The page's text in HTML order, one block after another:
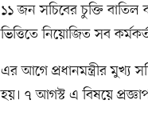
১১ জন সচিবের চুক্তি বাতিল
ভিত্তিতে নিয়োজিত সব
এর আগে প্রধানমন্ত্রীর মুখ্য
হয়। ৭ আগস্ট এ বিষয়ে